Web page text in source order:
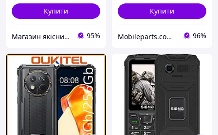
Купити
Магазин якісних мобільних аксесуарів 95%
Купити
Mobileparts.com.ua 96%